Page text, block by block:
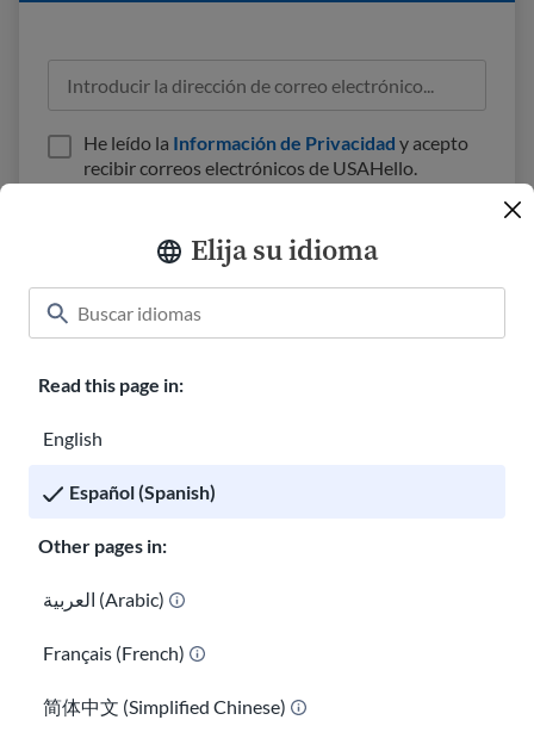
Elija su idioma
Read this page in:
English
Español (Spanish)
Other pages in:
العربية (Arabic)
Français (French)
简体中文 (Simplified Chinese)
He leído la Información de Privacidad y acepto
recibir correos electrónicos de USAHello.
Política de privacidad
Puedes copiar y redistribuir los materiales
crédito apropiado, te solicitamos que incluyas un enlace a